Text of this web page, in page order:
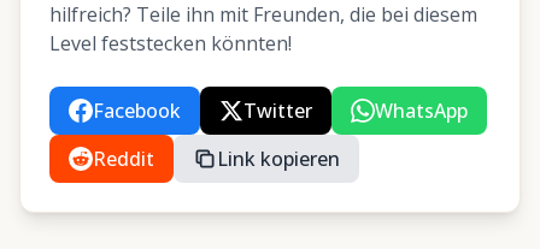
hilfreich? Teile ihn mit Freunden, die bei diesem
Level feststecken könnten!
Facebook Twitter
WhatsApp
Reddit
Link kopieren